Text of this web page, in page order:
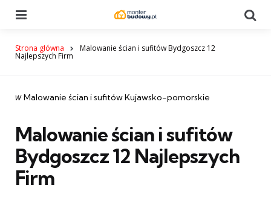
Strona główna Malowanie ścian i sufitów Bydgoszcz 12
Najlepszych Firm
Categories
post
w Malowanie ścian i sufitów Kujawsko-pomorskie
Malowanie ścian i sufitów
Bydgoszcz 12 Najlepszych
Firm